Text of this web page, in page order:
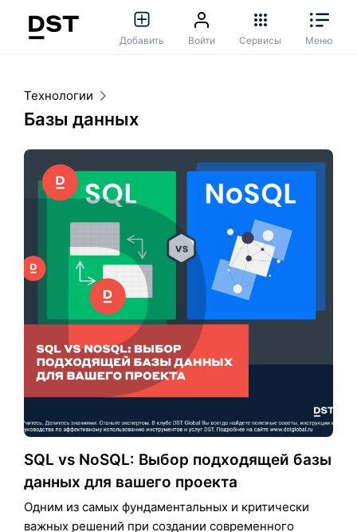
Добавить Войти Сервисы Меню
Технологии
Базы данных
SQL vs NoSQL: Выбор подходящей базы
данных для вашего проекта
Одним из самых фундаментальных и критически
важных решений при создании современного